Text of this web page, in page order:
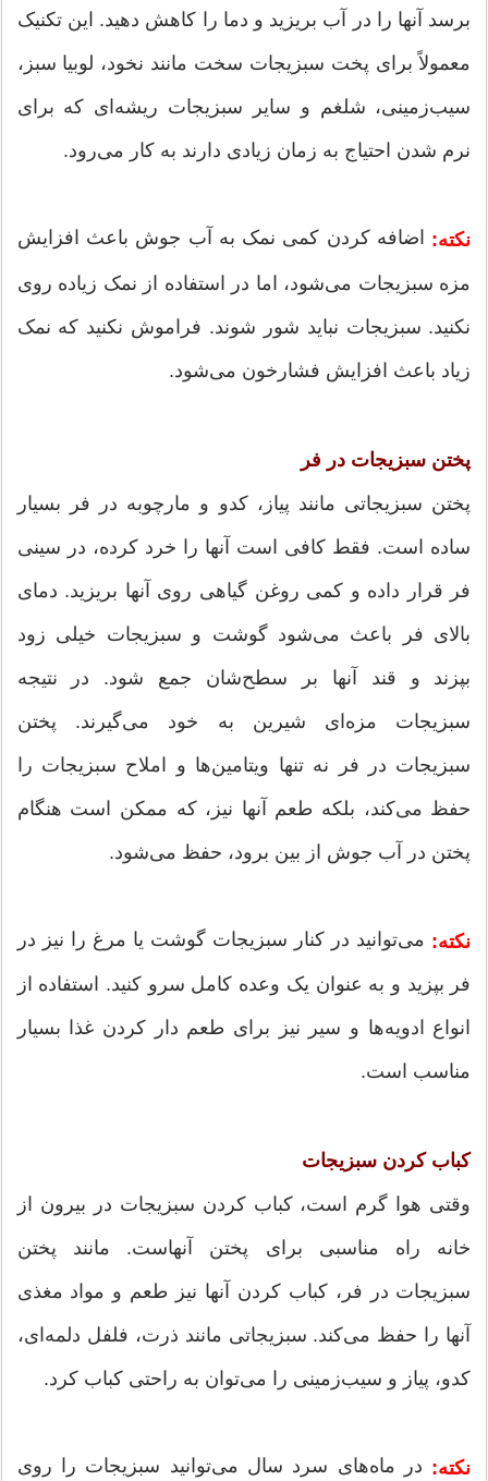
برسد آنها را در آب بریزید و دما را کاهش دهید. این تکنیک
معمولاً برای پخت سبزیجات سخت مانند نخود، لوبیا سبز،
سیب‌زمینی، شلغم و سایر سبزیجات ریشه‌ای که برای
نرم شدن احتیاج به زمان زیادی دارند به کار می‌رود.
نکته: اضافه کردن کمی نمک به آب جوش باعث افزایش
مزه سبزیجات می‌شود، اما در استفاده از نمک زیاده‌ روی
نکنید. سبزیجات نباید شور شوند. فراموش نکنید که نمک
زیاد باعث افزایش فشارخون می‌شود.
پختن سبزیجات در فر
پختن سبزیجاتی مانند پیاز، کدو و مارچوبه در فر بسیار
ساده است. فقط کافی است آنها را خرد کرده، در سینی
فر قرار داده و کمی روغن گیاهی روی آنها بریزید. دمای
بالای فر باعث می‌شود گوشت و سبزیجات خیلی زود
بپزند و قند آنها بر سطح‌شان جمع شود. در نتیجه
سبزیجات مزه‌ای شیرین به خود می‌گیرند. پختن
سبزیجات در فر نه تنها ویتامین‌ها و املاح سبزیجات را
حفظ می‌کند، بلکه طعم آنها نیز، که ممکن است هنگام
پختن در آب جوش از بین برود، حفظ می‌شود.
نکته: می‌توانید در کنار سبزیجات گوشت یا مرغ را نیز در
فر بپزید و به عنوان یک وعده کامل سرو کنید. استفاده از
انواع ادویه‌ها و سیر نیز برای طعم دار کردن غذا بسیار
مناسب است.
کباب کردن سبزیجات
وقتی هوا گرم است، کباب کردن سبزیجات در بیرون از
خانه راه مناسبی برای پختن آنهاست. مانند پختن
سبزیجات در فر، کباب کردن آنها نیز طعم و مواد مغذی
آنها را حفظ می‌کند. سبزیجاتی مانند ذرت، فلفل دلمه‌ای،
کدو، پیاز و سیب‌زمینی را می‌توان به راحتی کباب کرد.
نکته: در ماه‌های سرد سال می‌توانید سبزیجات را روی